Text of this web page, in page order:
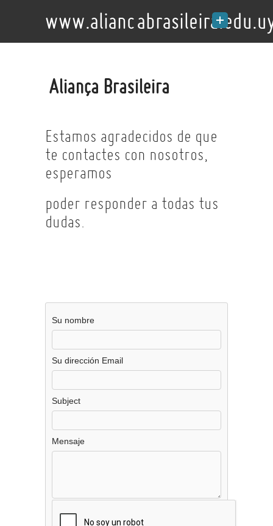
Aliança Brasileira
Estamos agradecidos de que
te contactes con nosotros,
esperamos
poder responder a todas tus
dudas.
Su nombre
Su dirección Email
Subject
Mensaje